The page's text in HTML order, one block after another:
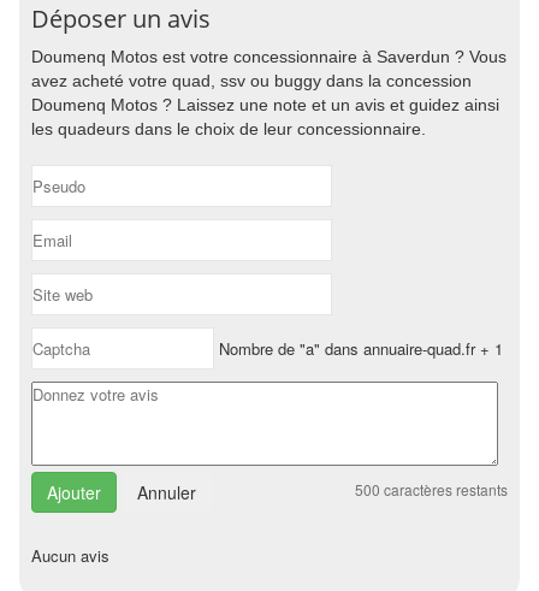
Déposer un avis
Doumenq Motos est votre concessionnaire à Saverdun ? Vous
avez acheté votre quad, ssv ou buggy dans la concession
Doumenq Motos ? Laissez une note et un avis et guidez ainsi
les quadeurs dans le choix de leur concessionnaire.
Nombre de "a" dans annuaire-quad.fr + 1
Annuler 500 caractères restants
Aucun avis